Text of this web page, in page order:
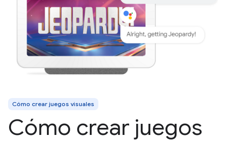
Cómo crear juegos visuales
Cómo crear juegos